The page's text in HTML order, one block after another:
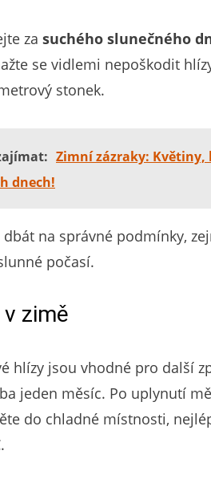
za suchého slunečného
se vidlemi nepoškodit
stonek.
Zimní zázraky: Květiny,
dnech!
dbát na správné podmínky,
počasí.
zimě
hlízy jsou vhodné pro další
jeden měsíc. Po uplynutí
do chladné místnosti,